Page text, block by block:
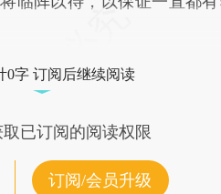
0字 订阅后继续阅读
已订阅的阅读权限
订阅/会员升级